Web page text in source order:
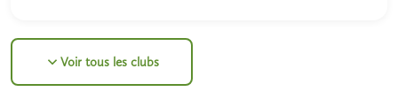
Voir tous les clubs